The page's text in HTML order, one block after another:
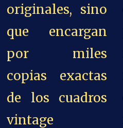
originales, sino
que encargan
por miles
copias exactas
de los cuadros
vintage